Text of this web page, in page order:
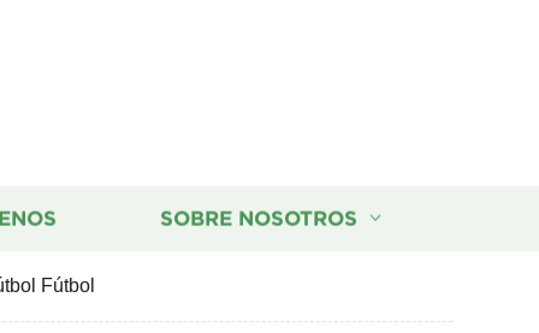
SOBRE NOSOTROS
Fútbol